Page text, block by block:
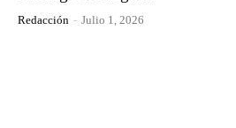
Redacción - Julio 1, 2026